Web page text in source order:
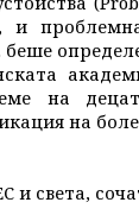
и
беше
на
на
и света,